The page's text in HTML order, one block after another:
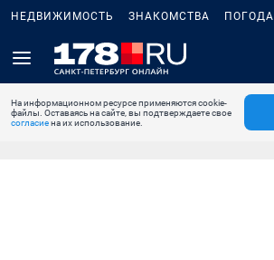
НЕДВИЖИМОСТЬ ЗНАКОМСТВА ПОГОДА
На информационном ресурсе применяются cookie-
файлы. Оставаясь на сайте, вы подтверждаете свое
согласиена их использование.